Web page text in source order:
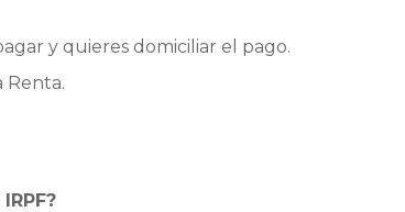
y quieres domiciliar el pago.
Renta.